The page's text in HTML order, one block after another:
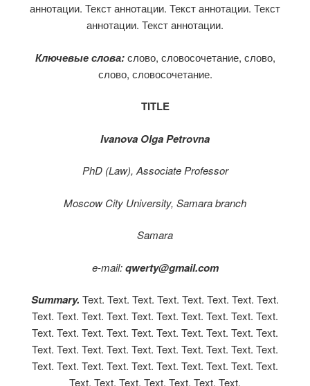
аннотации. Текст аннотации. Текст аннотации. Текст
аннотации. Текст аннотации.
Ключевые слова: слово, словосочетание, слово,
слово, словосочетание.
TITLE
Ivanova Olga Petrovna
PhD (Law), Associate Professor
Moscow City University, Samara branch
Samara
e-mail:qwerty@gmail.com
Summary. Text. Text. Text. Text. Text. Text. Text. Text.
Text. Text. Text. Text. Text. Text. Text. Text. Text. Text.
Text. Text. Text. Text. Text. Text. Text. Text. Text. Text.
Text. Text. Text. Text. Text. Text. Text. Text. Text. Text.
Text. Text. Text. Text. Text. Text. Text. Text. Text. Text.
Text. Text. Text. Text. Text. Text. Text.